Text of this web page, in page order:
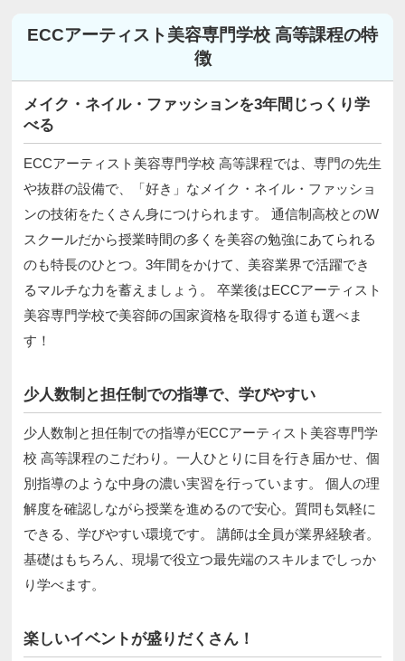
ECCアーティスト美容専門学校 高等課程の特
徴
メイク・ネイル・ファッションを3年間じっくり学
べる
ECCアーティスト美容専門学校 高等課程では、専門の先生
や抜群の設備で、「好き」なメイク・ネイル・ファッショ
ンの技術をたくさん身につけられます。 通信制高校とのW
スクールだから授業時間の多くを美容の勉強にあてられる
のも特長のひとつ。3年間をかけて、美容業界で活躍でき
るマルチな力を蓄えましょう。 卒業後はECCアーティスト
美容専門学校で美容師の国家資格を取得する道も選べま
す！
少人数制と担任制での指導で、学びやすい
少人数制と担任制での指導がECCアーティスト美容専門学
校 高等課程のこだわり。一人ひとりに目を行き届かせ、個
別指導のような中身の濃い実習を行っています。 個人の理
解度を確認しながら授業を進めるので安心。質問も気軽に
できる、学びやすい環境です。 講師は全員が業界経験者。
基礎はもちろん、現場で役立つ最先端のスキルまでしっか
り学べます。
楽しいイベントが盛りだくさん！